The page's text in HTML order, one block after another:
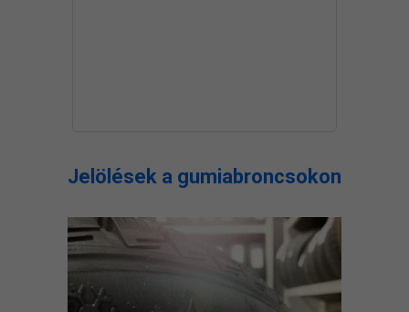
Jelölések a gumiabroncsokon